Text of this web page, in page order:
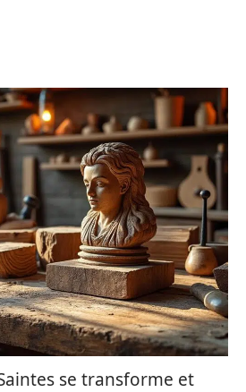
se transforme et